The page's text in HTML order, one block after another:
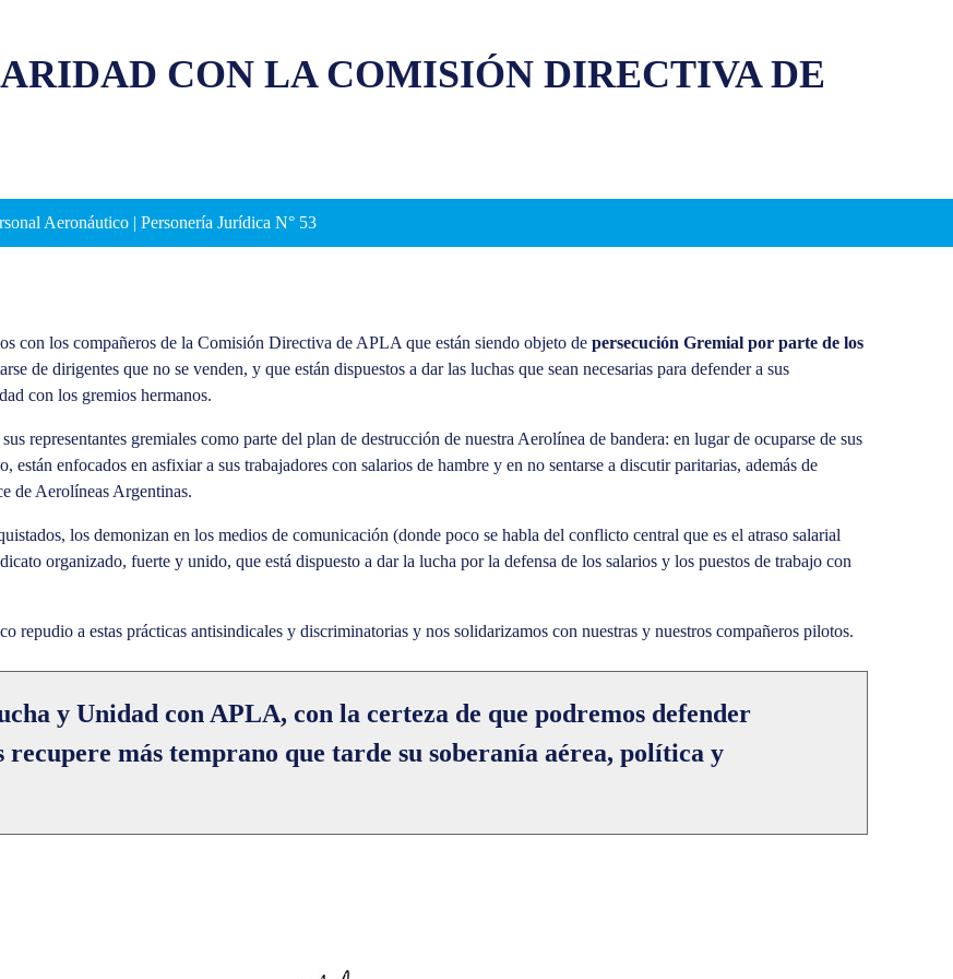
CON LA COMISIÓN DIRECTIVA DE
Aeronáutico | Personería Jurídica N° 53
con los compañeros de la Comisión Directiva de APLA que están siendo objeto depersecución Gremial por parte de los
de dirigentes que no se venden, y que están dispuestos a dar las luchas que sean necesarias para defender a sus
con los gremios hermanos.
representantes gremiales como parte del plan de destrucción de nuestra Aerolínea de bandera: en lugar de ocuparse de sus
están enfocados en asfixiar a sus trabajadores con salarios de hambre y en no sentarse a discutir paritarias, además de
de Aerolíneas Argentinas.
los demonizan en los medios de comunicación (donde poco se habla del conflicto central que es el atraso salarial
organizado, fuerte y unido, que está dispuesto a dar la lucha por la defensa de los salarios y los puestos de trabajo con
repudio a estas prácticas antisindicales y discriminatorias y nos solidarizamos con nuestras y nuestros compañeros pilotos.
y Unidad con APLA, con la certeza de que podremos defender
recupere más temprano que tarde su soberanía aérea, política y